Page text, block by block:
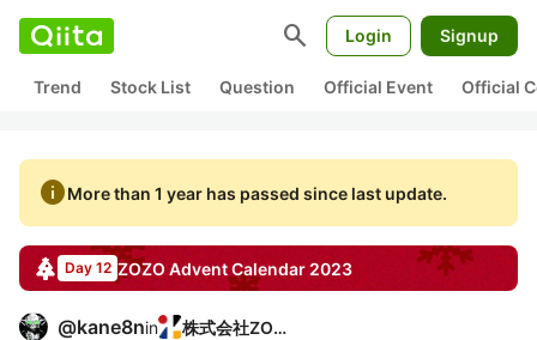
search Login Signup
Trend Stock List Question Official Event Official
infoMore than 1 year has passed since last update.
Day 12 ZOZO Advent Calendar 2023
@kane8nin 株式会社ZOZO